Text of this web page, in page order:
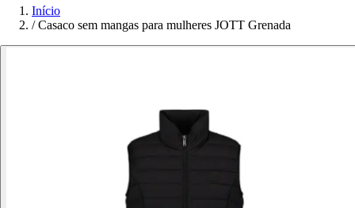
Início
/ Casaco sem mangas para mulheres JOTT Grenada